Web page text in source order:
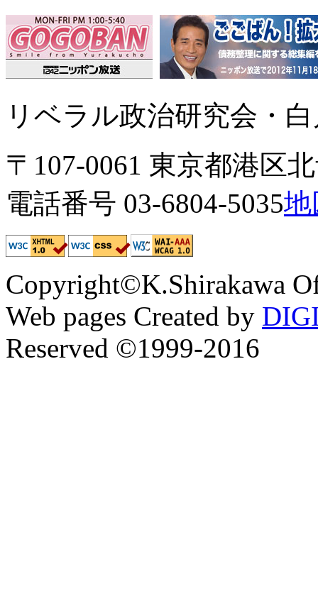
リベラル政治研究会・
〒107-0061 東京都港区
電話番号 03-6804-5035地
Copyright©K.Shirakawa
Web pages Created by
Reserved ©1999-2016